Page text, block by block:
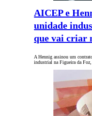
AICEP e
unidade
que vai criar
A Hennig assinou um
industrial na Figueira da